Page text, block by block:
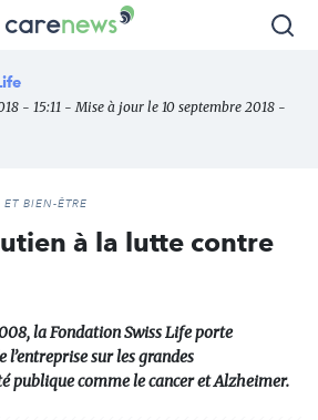
Carenews,
média
des- 15:11 - Mise à jour le 10 septembre 2018 -
BIEN-ÊTRE
à la lutte contre
la Fondation Swiss Life porte
l’entreprise sur les grandes
publique comme le cancer et Alzheimer.